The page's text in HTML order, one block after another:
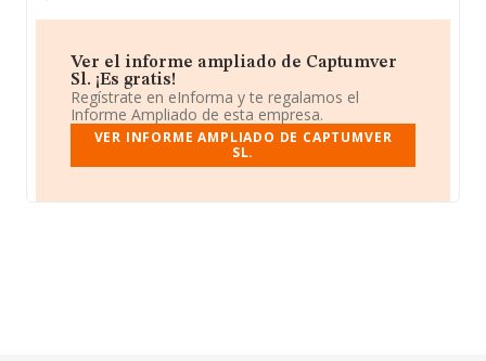
Ver el informe ampliado de Captumver
Sl. ¡Es gratis!
Regístrate en eInforma y te regalamos el
Informe Ampliado de esta empresa.
VER INFORME AMPLIADO DE CAPTUMVER
SL.